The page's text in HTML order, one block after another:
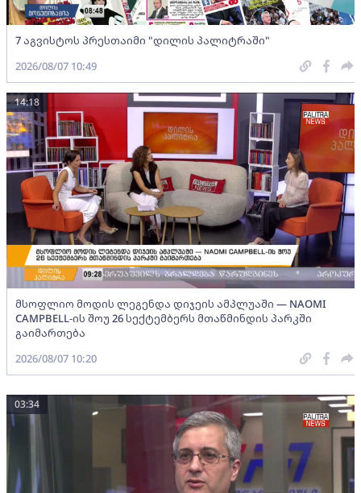
7 აგვისტოს პრესთაიმი "დილის პალიტრაში"
2026/08/07 10:49
მსოფლიო მოდის ლეგენდა დიჯეის ამპლუაში — NAOMI
CAMPBELL-ის შოუ 26 სექტემბერს მთაწმინდის პარკში
გაიმართება
14:18
2026/08/07 10:20
03:34